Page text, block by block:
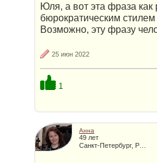
Юля, а вот эта фраза как
бюрократическим
Возможно, эту фразу
25 июн 2022
1
Анна
49 лет